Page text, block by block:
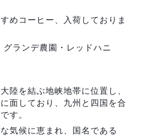
めコーヒー、入荷しておりま
ランデ農園・レッドハニ
陸を結ぶ地峡地帯に位置し、
面しており、九州と四国を合
す。
気候に恵まれ、国名である